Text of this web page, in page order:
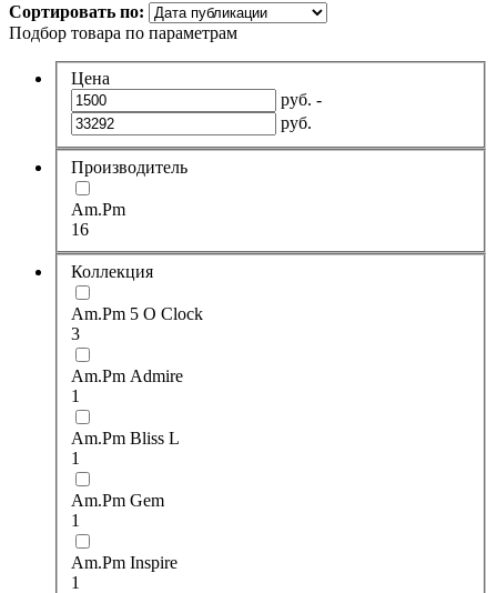
Сортировать по:
Подбор товара по параметрам
Цена
руб. -
руб.
Производитель
Am.Pm
16
Коллекция
Am.Pm 5 O Clock
3
Am.Pm Admire
1
Am.Pm Bliss L
1
Am.Pm Gem
1
Am.Pm Inspire
1